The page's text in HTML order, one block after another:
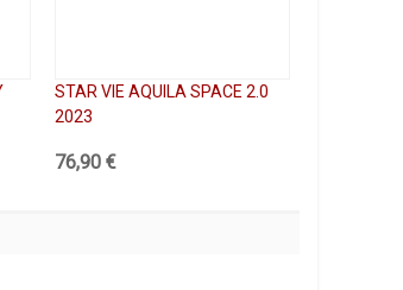
STAR VIE AQUILA SPACE 2.0
2023
76,90 €